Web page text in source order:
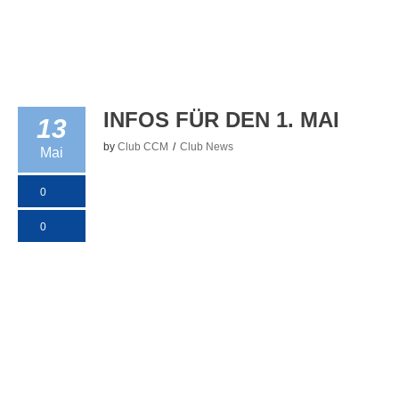
13
Mai
0
0
INFOS FÜR DEN 1. MAI
by Club CCM Club News